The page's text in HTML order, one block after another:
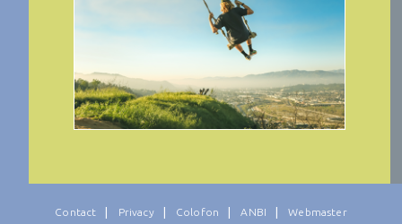
Contact Privacy Colofon ANBI Webmaster